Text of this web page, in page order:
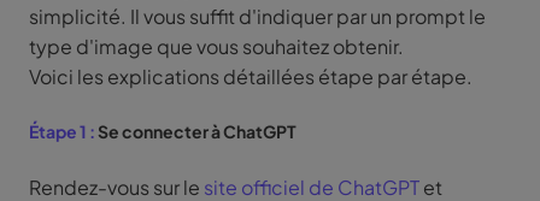
simplicité. Il vous suffit d'indiquer par un prompt le
type d'image que vous souhaitez obtenir.
Voici les explications détaillées étape par étape.
Étape 1 :Se connecter à ChatGPT
Rendez-vous sur le site officiel de ChatGPTet